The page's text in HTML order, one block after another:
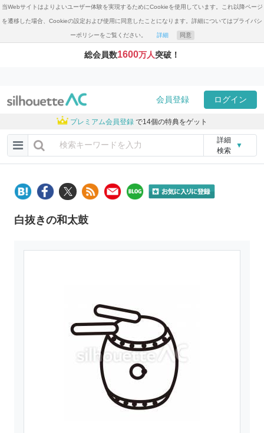
当Webサイトはよりよいユーザー体験を実現するためにCookieを使用しています。これ以降ページ
を遷移した場合、Cookieの設定および使用に同意したことになります。詳細についてはプライバシ
ーポリシーをご覧ください。 詳細 同意
総会員数1600万人突破！
会員登録 ログイン
プレミアム会員登録 で14個の特典をゲット
詳細
検索
▼
白抜きの和太鼓